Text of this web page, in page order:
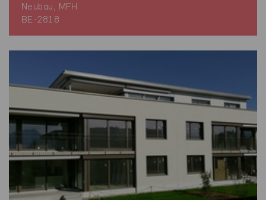
Neubau, MFH
BE-2818